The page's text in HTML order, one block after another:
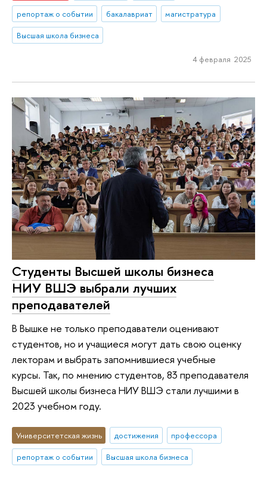
репортаж о событии
бакалавриат
магистратура
Высшая школа бизнеса
4 февраля 2025
Студенты Высшей школы бизнеса
НИУ ВШЭ выбрали лучших
преподавателей
В Вышке не только преподаватели оценивают
студентов, но и учащиеся могут дать свою оценку
лекторам и выбрать запомнившиеся учебные
курсы. Так, по мнению студентов, 83 преподавателя
Высшей школы бизнеса НИУ ВШЭ стали лучшими в
2023 учебном году.
Университетская жизнь достижения
профессора
репортаж о событии
Высшая школа бизнеса